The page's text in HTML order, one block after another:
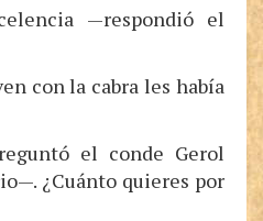
—respondió el
con la cabra les había
el conde Gerol
¿Cuánto quieres por